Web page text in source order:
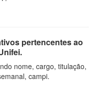
pertencentes ao
nome, cargo, titulação,
campi.